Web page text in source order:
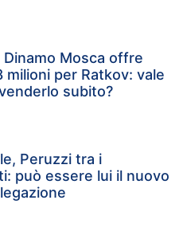
Dinamo Mosca offre
milioni per Ratkov: vale
subito?
Peruzzi tra i
può essere lui il nuovo